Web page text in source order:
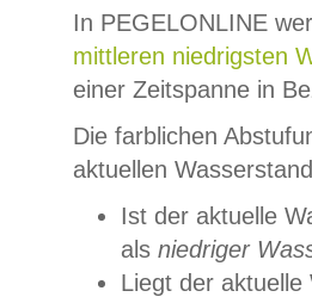
In PEGELONLINE
mittleren niedrigsten
einer Zeitspanne in
Die farblichen
aktuellen
Ist der aktuelle
als niedriger
Liegt der